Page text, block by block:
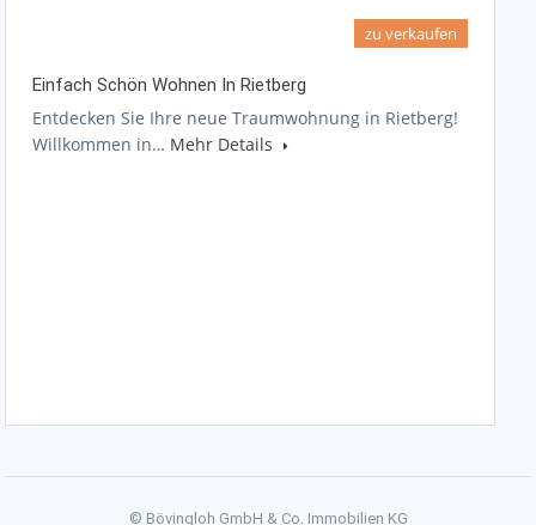
zu verkaufen
Einfach Schön Wohnen In Rietberg
Entdecken Sie Ihre neue Traumwohnung in Rietberg!
Willkommen in… Mehr Details
© Bövingloh GmbH & Co. Immobilien KG